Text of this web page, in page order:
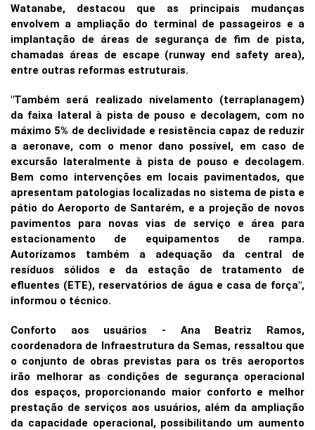
Watanabe, destacou que as principais mudanças
envolvem a ampliação do terminal de passageiros e a
implantação de áreas de segurança de fim de pista,
chamadas áreas de escape (runway end safety area),
entre outras reformas estruturais.
"Também será realizado nivelamento (terraplanagem)
da faixa lateral à pista de pouso e decolagem, com no
máximo 5% de declividade e resistência capaz de reduzir
a aeronave, com o menor dano possível, em caso de
excursão lateralmente à pista de pouso e decolagem.
Bem como intervenções em locais pavimentados, que
apresentam patologias localizadas no sistema de pista e
pátio do Aeroporto de Santarém, e a projeção de novos
pavimentos para novas vias de serviço e área para
estacionamento de equipamentos de rampa.
Autorizamos também a adequação da central de
resíduos sólidos e da estação de tratamento de
efluentes (ETE), reservatórios de água e casa de força",
informou o técnico.
Conforto aos usuários - Ana Beatriz Ramos,
coordenadora de Infraestrutura da Semas, ressaltou que
o conjunto de obras previstas para os três aeroportos
irão melhorar as condições de segurança operacional
dos espaços, proporcionando maior conforto e melhor
prestação de serviços aos usuários, além da ampliação
da capacidade operacional, possibilitando um aumento